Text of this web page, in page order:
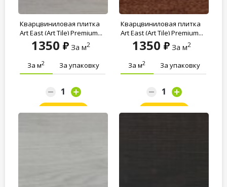
Кварцвиниловая плитка
Art East (Art Tile) Premium...
1350 За м2
За м2 За упаковку
Кварцвиниловая плитка
Art East (Art Tile) Premium...
1350 За м2
За м2 За упаковку